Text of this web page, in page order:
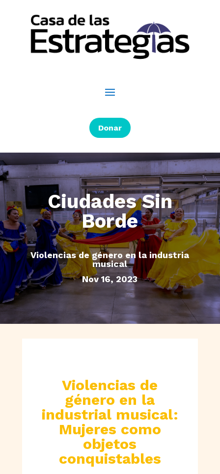
Donar
Ciudades Sin
Borde
Violencias de género en la industria
musical
Nov 16, 2023
Violencias de
género en la
industrial musical:
Mujeres como
objetos
conquistables